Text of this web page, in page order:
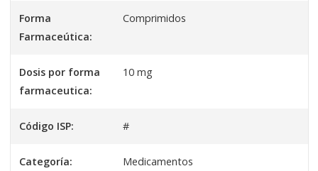
Forma
Farmaceútica:
Comprimidos
Dosis por forma
farmaceutica:
10 mg
Código ISP: #
Categoría: Medicamentos